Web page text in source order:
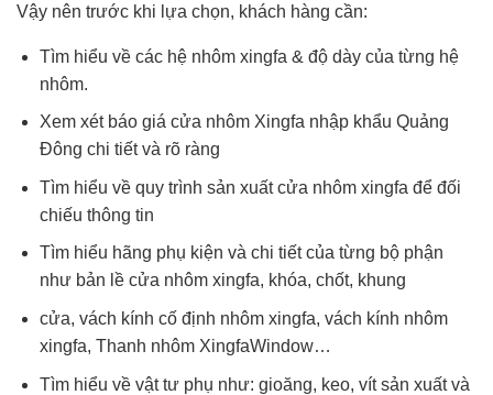
Vậy nên trước khi lựa chọn, khách hàng cần:
Tìm hiểu về các hệ nhôm xingfa & độ dày của từng hệ
nhôm.
Xem xét báo giá cửa nhôm Xingfa nhập khẩu Quảng
Đông chi tiết và rõ ràng
Tìm hiểu về quy trình sản xuất cửa nhôm xingfa để đối
chiếu thông tin
Tìm hiểu hãng phụ kiện và chi tiết của từng bộ phận
như bản lề cửa nhôm xingfa, khóa, chốt, khung
cửa, vách kính cố định nhôm xingfa, vách kính nhôm
xingfa, Thanh nhôm XingfaWindow…
Tìm hiểu về vật tư phụ như: gioăng, keo, vít sản xuất và